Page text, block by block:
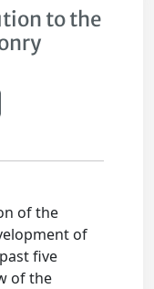
to the
of the
of
five
of the